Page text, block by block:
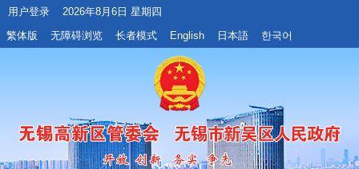
用户登录
2026年8月6日 星期四
繁体版
无障碍浏览 长者模式 English 日本語 한국어